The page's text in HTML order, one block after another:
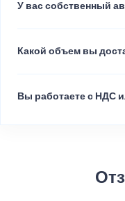
У вас собственный
Какой объем вы
Вы работаете с НДС